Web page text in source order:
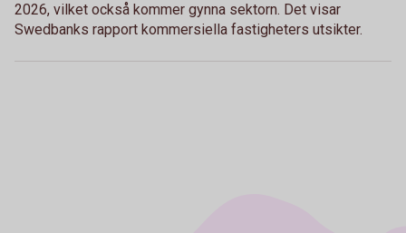
2026, vilket också kommer gynna sektorn. Det visar
Swedbanks rapport kommersiella fastigheters utsikter.